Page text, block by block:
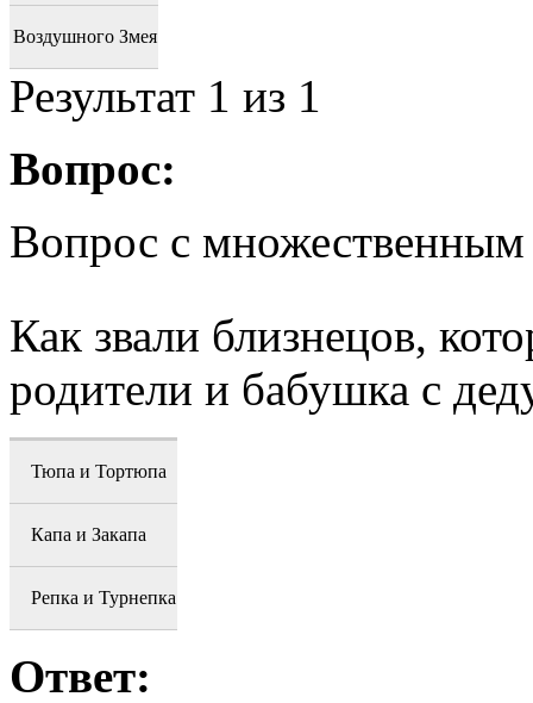
Воздушного Змея
Результат 1 из 1
Вопрос:
Вопрос с
Как звали близнецов,
родители и бабушка с
Тюпа и Тортюпа
Капа и Закапа
Репка и Турнепка
Ответ: